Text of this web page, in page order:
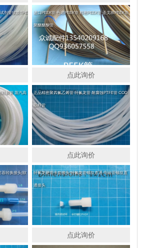
剂管软质TPE 进口PEEK管 色谱PEEK管 精密PEEK管 圣戈班PEEK管
聚醚醚酮管
点此询价
硅胶管 蒸汽高 正品精密聚四氟乙烯管 特氟龙管 耐腐蚀PTFE管 COD
取样管
点此询价
器转换接头|软 特氟龙硬管卡套接头 特氟龙管螺纹直通 电磁管螺纹直
通接头
点此询价